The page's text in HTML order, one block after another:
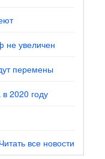
не увеличен
перемены
2020 году
Читать все новости